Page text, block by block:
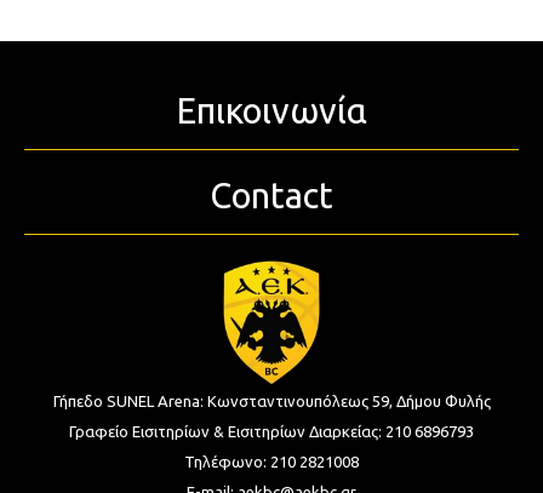
Επικοινωνία
Contact
Γήπεδο SUNEL Arena: Κωνσταντινουπόλεως 59, Δήμου Φυλής
Γραφείο Εισιτηρίων & Εισιτηρίων Διαρκείας: 210 6896793
Τηλέφωνο: 210 2821008